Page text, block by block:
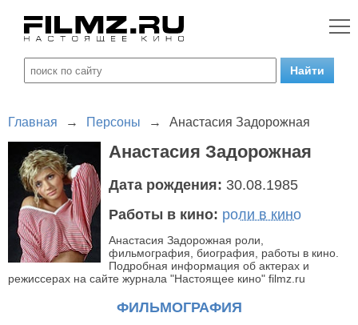
Главная → Персоны → Анастасия Задорожная
Анастасия Задорожная
Дата рождения: 30.08.1985
Работы в кино: роли в кино
Анастасия Задорожная роли,
фильмография, биография, работы в кино.
Подробная информация об актерах и
режиссерах на сайте журнала "Настоящее кино" filmz.ru
ФИЛЬМОГРАФИЯ